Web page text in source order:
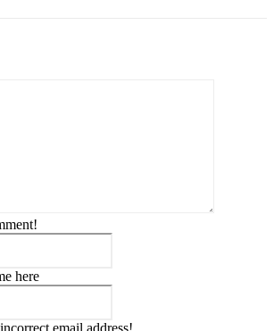
here
email address!